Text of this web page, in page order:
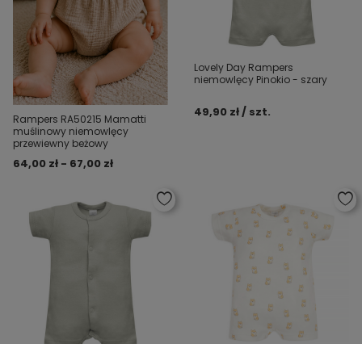
Rampers RA50215 Mamatti
muślinowy niemowlęcy
przewiewny beżowy
64,00 zł - 67,00 zł
Lovely Day Rampers
niemowlęcy Pinokio - szary
49,90 zł / szt.